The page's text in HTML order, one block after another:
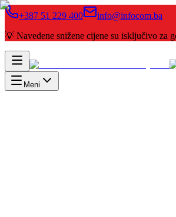
+387 51 229 400
info@infocom.ba
💡 Navedene snižene cijene su isključivo za
Meni